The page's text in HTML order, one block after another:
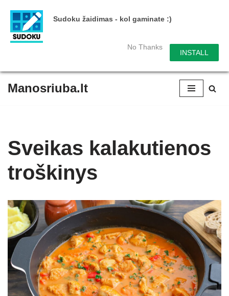
Sudoku žaidimas - kol gaminate :)
No Thanks
INSTALL
content
Manosriuba.lt
Sveikas kalakutienos
troškinys